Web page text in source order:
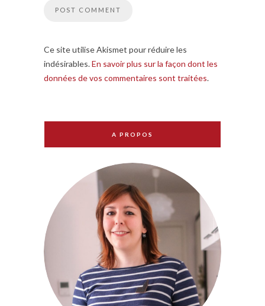
Ce site utilise Akismet pour réduire les
indésirables.En savoir plus sur la façon dont les
données de vos commentaires sont traitées.
A PROPOS